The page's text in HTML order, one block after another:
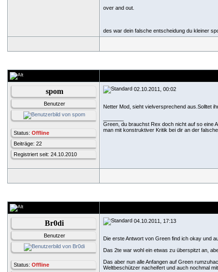
over and out.
des war dein falsche entscheidung du kleiner
spom
Benutzer
Status: Offline
Beiträge: 22
Registriert seit: 24.10.2010
02.10.2011, 00:02
Netter Mod, sieht vielversprechend aus.Solltet
Green, du brauchst Rex doch nicht auf so eine
man mit konstruktiver Kritik bei dir an der
Br0di
Benutzer
Status: Offline
04.10.2011, 17:13
Die erste Antwort von Green find ich okay und
Das 2te war wohl ein etwas zu überspitzt an,
Das aber nun alle Anfangen auf Green
Weltbeschützer nacheifert und auch nochmal